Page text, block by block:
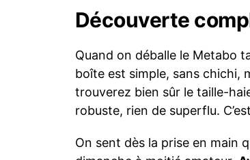
Découverte
Quand on déballe le Metabo
boîte est simple, sans chichi,
trouverez bien sûr le taille-
robuste, rien de superflu.
On sent dès la prise en main